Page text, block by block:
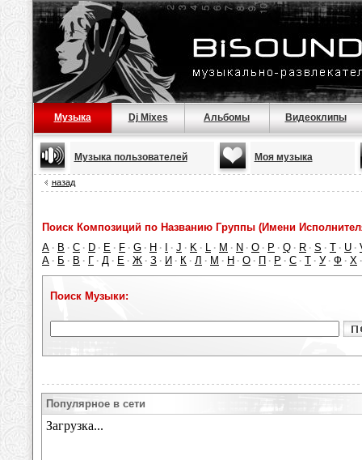
Музыка Dj Mixes Альбомы Видеоклипы
Музыка пользователей Моя музыка
назад
Поиск Композиций по Названию Группы (Имени
A · B · C · D · E · F · G · H · · J · K · L · M · N · O · P · Q · R · S · T · U ·
А · Б · В · Г · Д · Е · Ж · З · И · К · Л · М · Н · О · П · Р · С · Т · У · Ф · Х
Поиск Музыки:
Популярное в сети